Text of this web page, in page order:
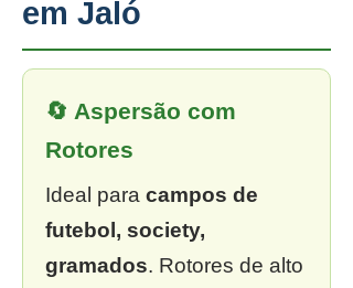
em Jaló
🔄 Aspersão com
Rotores
Ideal para campos de
futebol, society,
gramados. Rotores de alto